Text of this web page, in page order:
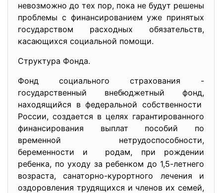
невозможно до тех пор, пока не будут решены
проблемы с финансированием уже принятых
государством расходных обязательств,
касающихся социальной помощи.
Структура Фонда.
Фонд социального страхования -
государственный внебюджетный фонд,
находящийся в федеральной собственности
России, создается в целях гарантированного
финансирования выплат пособий по
временной нетрудоспособности,
беременности и родам, при рождении
ребенка, по уходу за ребенком до 1,5-летнего
возраста, санаторно-курортного лечения и
оздоровления трудящихся и членов их семей,